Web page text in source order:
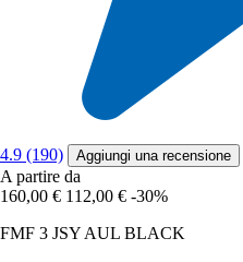
4.9 (190) Aggiungi una recensione
A partire da
160,00 € 112,00 € -30%
FMF 3 JSY AUL BLACK